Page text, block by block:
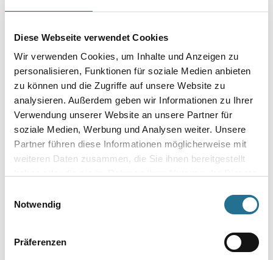
Diese Webseite verwendet Cookies
Wir verwenden Cookies, um Inhalte und Anzeigen zu
personalisieren, Funktionen für soziale Medien anbieten
zu können und die Zugriffe auf unsere Website zu
analysieren. Außerdem geben wir Informationen zu Ihrer
Verwendung unserer Website an unsere Partner für
soziale Medien, Werbung und Analysen weiter. Unsere
Partner führen diese Informationen möglicherweise mit
weiteren Daten zusammen, die Sie ihnen bereitgestellt
Notwendig
Präferenzen
Umrechnungsfaktoren